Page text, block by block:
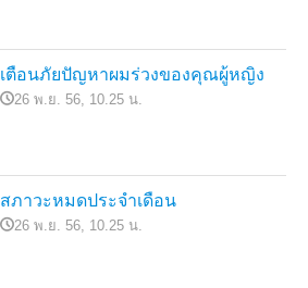
เตือนภัยปัญหาผมร่วงของคุณผู้หญิง
26 พ.ย. 56, 10.25 น.
สภาวะหมดประจำเดือน
26 พ.ย. 56, 10.25 น.